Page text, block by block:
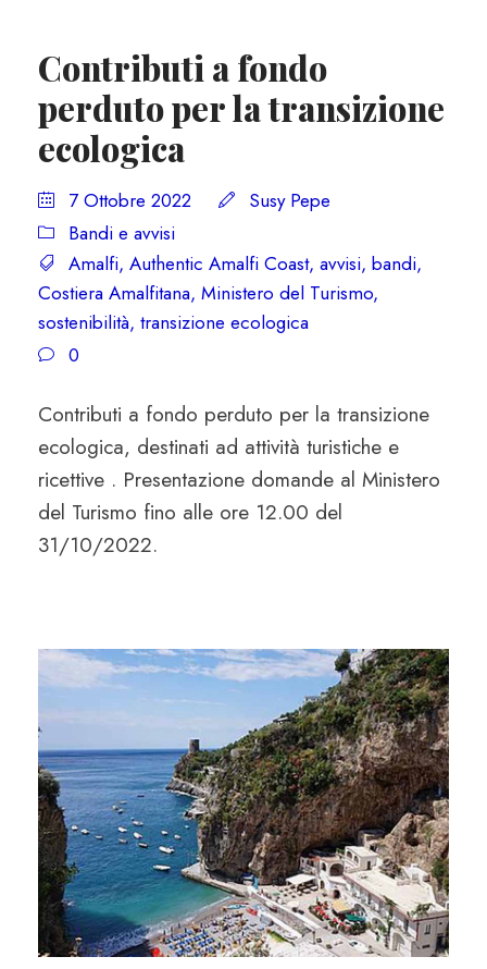
Contributi a fondo
perduto per la transizione
ecologica
7 Ottobre 2022
Susy Pepe
Bandi e avvisi
Amalfi, Authentic Amalfi Coast, avvisi, bandi,
Costiera Amalfitana, Ministero del Turismo,
sostenibilità, transizione ecologica
0
Contributi a fondo perduto per la transizione
ecologica, destinati ad attività turistiche e
ricettive . Presentazione domande al Ministero
del Turismo fino alle ore 12.00 del
31/10/2022.